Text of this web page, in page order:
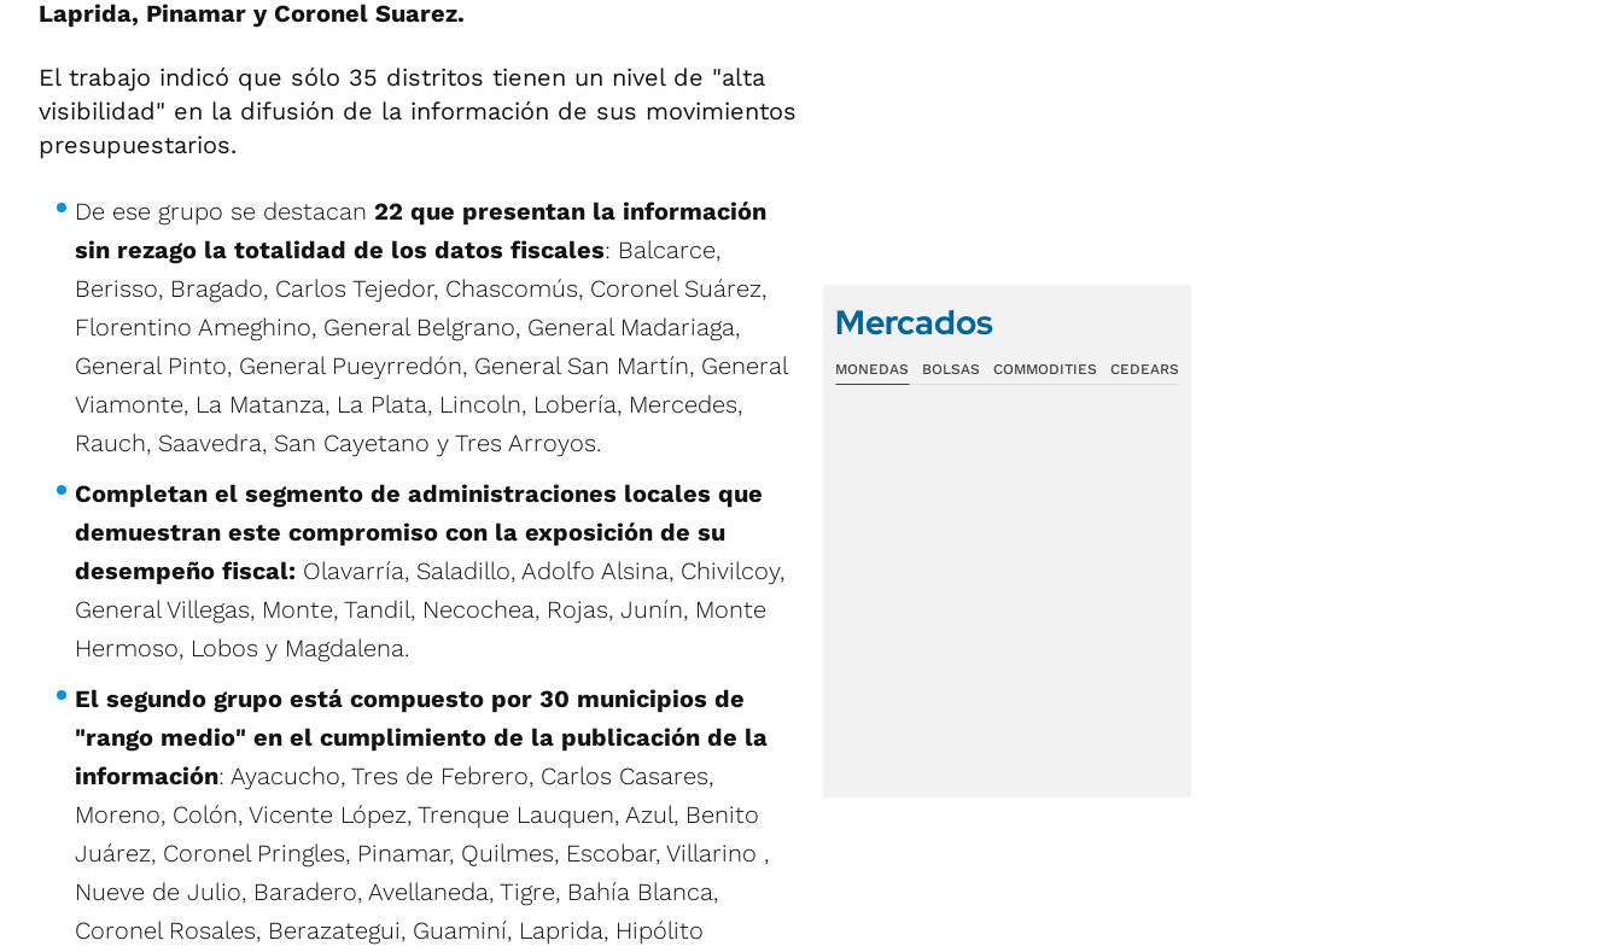
Laprida, Pinamar y Coronel Suarez.
El trabajo indicó que sólo 35 distritos tienen un nivel de "alta
visibilidad" en la difusión de la información de sus movimientos
presupuestarios.
De ese grupo se destacan 22 que presentan la información
sin rezago la totalidad de los datos fiscales: Balcarce,
Berisso, Bragado, Carlos Tejedor, Chascomús, Coronel Suárez,
Florentino Ameghino, General Belgrano, General Madariaga,
General Pinto, General Pueyrredón, General San Martín, General
Viamonte, La Matanza, La Plata, Lincoln, Lobería, Mercedes,
Rauch, Saavedra, San Cayetano y Tres Arroyos.
Completan el segmento de administraciones locales que
demuestran este compromiso con la exposición de su
desempeño fiscal: Olavarría, Saladillo, Adolfo Alsina, Chivilcoy,
General Villegas, Monte, Tandil, Necochea, Rojas, Junín, Monte
Hermoso, Lobos y Magdalena.
El segundo grupo está compuesto por 30 municipios de
"rango medio" en el cumplimiento de la publicación de la
información: Ayacucho, Tres de Febrero, Carlos Casares,
Moreno, Colón, Vicente López, Trenque Lauquen, Azul, Benito
Juárez, Coronel Pringles, Pinamar, Quilmes, Escobar, Villarino ,
Nueve de Julio, Baradero, Avellaneda, Tigre, Bahía Blanca,
Coronel Rosales, Berazategui, Guaminí, Laprida, Hipólito
Mercados
MONEDAS BOLSAS COMMODITIES CEDEARS